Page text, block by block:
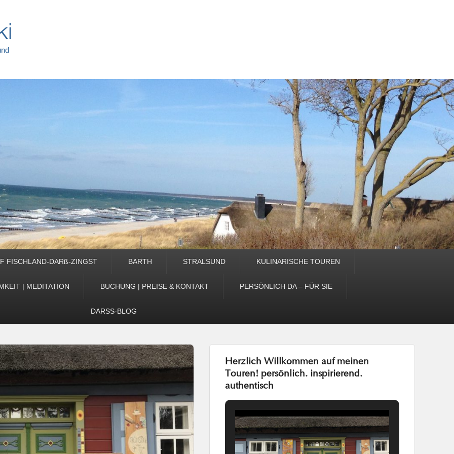
FISCHLAND-DARß-ZINGST BARTH STRALSUND KULINARISCHE TOUREN
| MEDITATION BUCHUNG | PREISE & KONTAKT PERSÖNLICH DA – FÜR SIE
DARSS-BLOG
Herzlich Willkommen auf meinen
Touren! persönlich. inspirierend.
authentisch